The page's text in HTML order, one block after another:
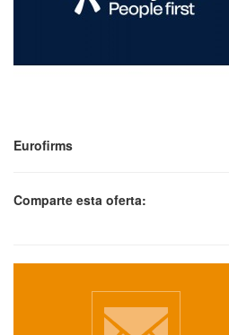
Eurofirms
Comparte esta oferta: